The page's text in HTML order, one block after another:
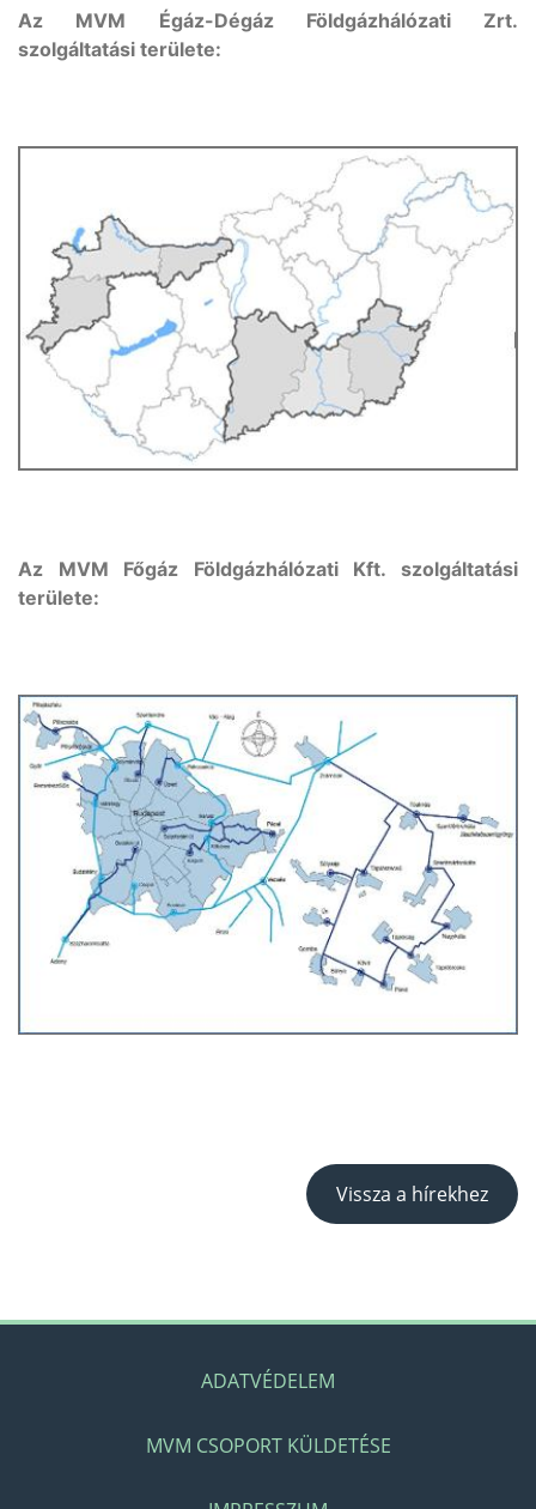
Az MVM Égáz-Dégáz Földgázhálózati Zrt.
szolgáltatási területe:
Az MVM Főgáz Földgázhálózati Kft. szolgáltatási
területe:
Vissza a hírekhez
ADATVÉDELEM
MVM CSOPORT KÜLDETÉSE